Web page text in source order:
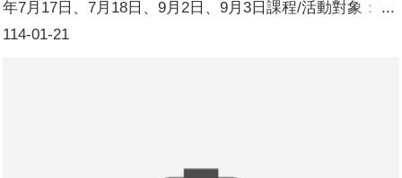
114-01-21
年7月17日、7月18日、9月2日、9月3日課程/活動對象：市
府24局處性平工作團隊成員辦理形式：工作坊課程/活動簡
介：一、協助推展 24 局處結合企業、民間組織及鄰里社區
紅(2)職稱：台灣女人連線理事長(1)姓名：姜貞吟(2)職稱：